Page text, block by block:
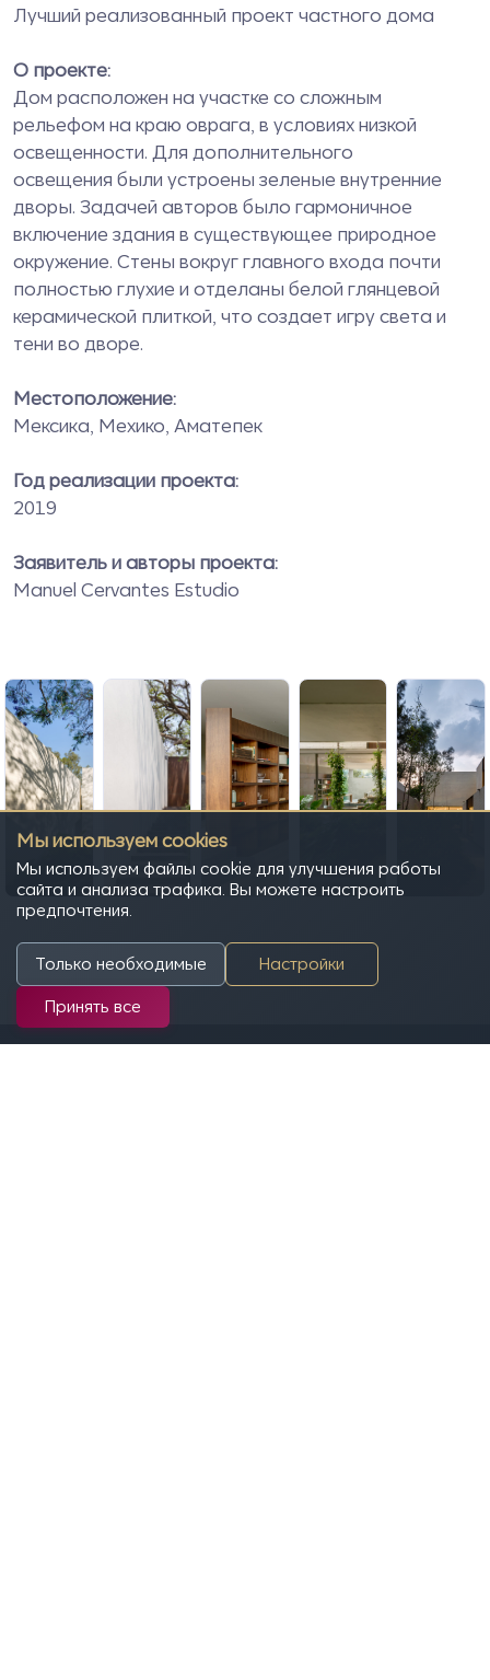
Лучший реализованный проект частного дома
О проекте:
Дом расположен на участке со сложным
рельефом на краю оврага, в условиях низкой
освещенности. Для дополнительного
освещения были устроены зеленые внутренние
дворы. Задачей авторов было гармоничное
включение здания в существующее природное
окружение. Стены вокруг главного входа почти
полностью глухие и отделаны белой глянцевой
керамической плиткой, что создает игру света и
тени во дворе.
Местоположение:
Мексика, Мехико, Аматепек
Год реализации проекта:
2019
Заявитель и авторы проекта:
Manuel Cervantes Estudio
Мы используем cookies
Мы используем файлы cookie для улучшения работы
сайта и анализа трафика. Вы можете настроить
предпочтения.
Только необходимые Настройки
Принять все